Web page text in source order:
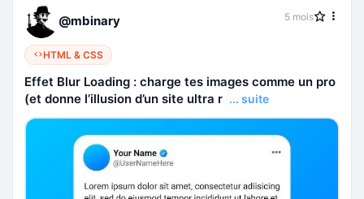
@mbinary 5 mois
HTML & CSS
Effet Blur Loading : charge tes images comme un pro
(et donne l’illusion d’un site ultra r ... suite